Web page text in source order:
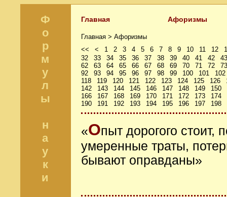
Ф
о
р
м
у
л
ы
н
а
у
к
и
Главная Афоризмы
Главная > Афоризмы
<<
< 1 2 3 4 5 6 7 8 9 10 11 12
32
33 34 35 36 37 38 39 40 41 42
43
62
63 64 65 66 67 68 69 70 71 72
73
92
93 94 95 96 97 98 99 100 101
102
118
119 120 121 122 123 124 125 126
142
143 144 145 146 147 148 149
150
166
167 168 169 170 171 172 173
174
190
191 192 193 194 195 196 197 198
«Опыт дорогого стоит,
умеренные траты,
бывают оправданы»